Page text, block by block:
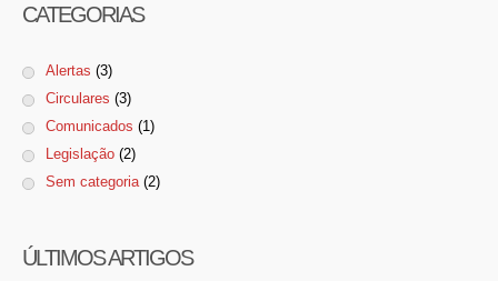
CATEGORIAS
Alertas (3)
Circulares (3)
Comunicados (1)
Legislação (2)
Sem categoria (2)
ÚLTIMOS ARTIGOS